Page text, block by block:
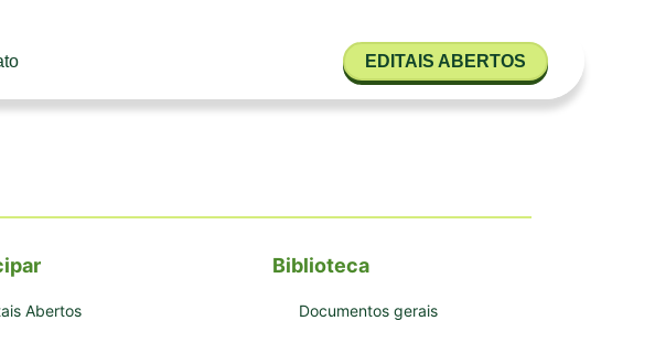
EDITAIS ABERTOS
Abertos
Biblioteca
Documentos gerais